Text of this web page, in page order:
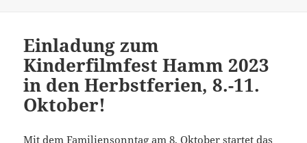
Einladung zum
Kinderfilmfest Hamm 2023
in den Herbstferien, 8.-11.
Oktober!
Mit dem Familiensonntag am 8. Oktober startet das